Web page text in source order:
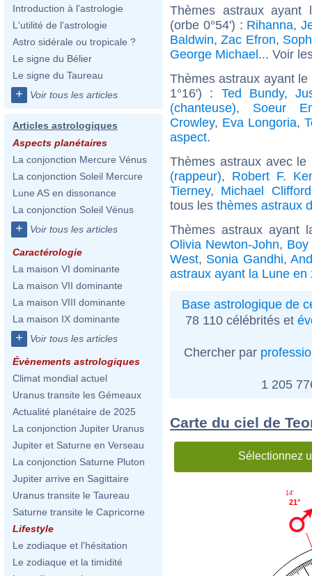
Introduction à l'astrologie
L'utilité de l'astrologie
Astro sidérale ou tropicale ?
Le signe du Bélier
Le signe du Taureau
+ Voir tous les articles
Articles astrologiques
Aspects planétaires
La conjonction Mercure Vénus
La conjonction Soleil Mercure
Lune AS en dissonance
La conjonction Soleil Vénus
+ Voir tous les articles
Caractérologie
La maison VI dominante
La maison VII dominante
La maison VIII dominante
La maison IX dominante
+ Voir tous les articles
Évènements astrologiques
Climat mondial actuel
Uranus transite les Gémeaux
Actualité planétaire de 2025
La conjonction Jupiter Uranus
Jupiter et Saturne en Verseau
La conjonction Saturne Pluton
Jupiter arrive en Sagittaire
Uranus transite le Taureau
Saturne transite le Capricorne
Lifestyle
Le zodiaque et l'hésitation
Le zodiaque et la timidité
Thèmes astraux ayant
(orbe 0°54') : Rihanna,
Baldwin,Zac Efron,
George Michael... Voir
Thèmes astraux ayant
1°16') : Ted Bundy,
(chanteuse), Soeur
Crowley, Eva Longoria,
aspect.
Thèmes astraux avec
(rappeur), Robert F.
Tierney, Michael Clifford
tous les thèmes astraux
Thèmes astraux
Olivia Newton-John, Boy
West, Sonia Gandhi,
astraux ayant la Lune en
Base astrologique de
78 110 célébrités et
Chercher par
1 205
Carte du ciel de
Sélectionnez
21°
14'